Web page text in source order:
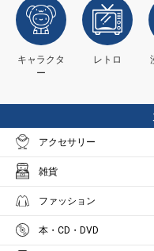
キャラクタ
ー
レトロ
アクセサリー
雑貨
ファッション
本・CD・DVD